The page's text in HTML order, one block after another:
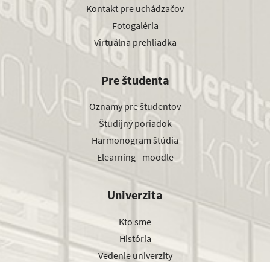
Kontakt pre uchádzačov
Fotogaléria
Virtuálna prehliadka
Pre študenta
Oznamy pre študentov
Študijný poriadok
Harmonogram štúdia
Elearning - moodle
Univerzita
Kto sme
História
Vedenie univerzity